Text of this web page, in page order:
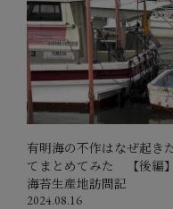
有明海の不作はなぜ起き
てまとめてみた 【後編
海苔生産地訪問記
2024.08.16